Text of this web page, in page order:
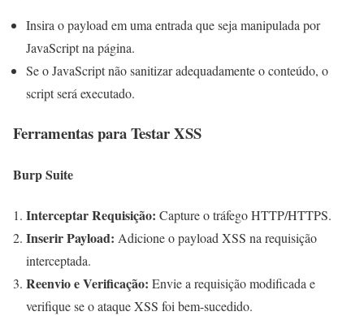
Insira o payload em uma entrada que seja manipulada por
JavaScript na página.
Se o JavaScript não sanitizar adequadamente o conteúdo, o
script será executado.
Ferramentas para Testar XSS
Burp Suite
Interceptar Requisição: Capture o tráfego HTTP/HTTPS.
Inserir Payload: Adicione o payload XSS na requisição
interceptada.
Reenvio e Verificação: Envie a requisição modificada e
verifique se o ataque XSS foi bem-sucedido.